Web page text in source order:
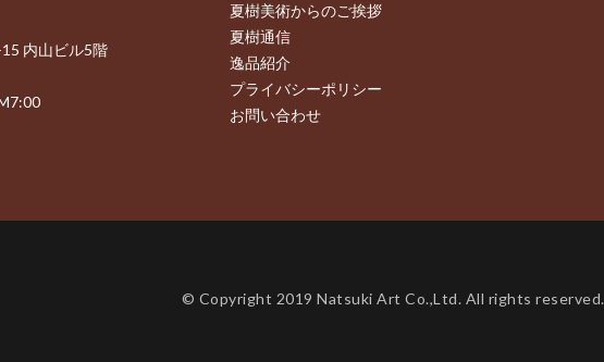
内山ビル5階
夏樹美術からのご挨拶
夏樹通信
逸品紹介
プライバシーポリシー
お問い合わせ
© Copyright 2019 Natsuki Art Co.,Ltd. All rights reserved.